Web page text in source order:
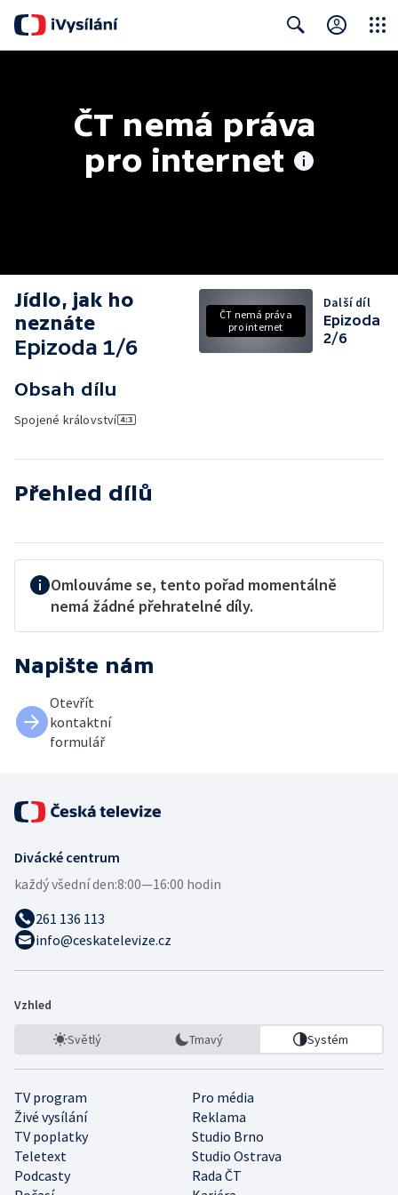
ČT nemá práva
pro internet
Jídlo, jak ho
neznáte
Epizoda 1/6
Obsah dílu
Spojené království
ČT nemá práva
pro internet
Další díl
Epizoda
2/6
Přehled dílů
Omlouváme se, tento pořad momentálně
nemá žádné přehratelné díly.
Napište nám
Otevřít
kontaktní
formulář
Divácké centrum
každý všední den:8:00—16:00 hodin
261 136 113
info@ceskatelevize.cz
Vzhled
Světlý Tmavý Systém
TV program
Pro média
Živé vysílání
Reklama
TV poplatky
Studio Brno
Teletext
Studio Ostrava
Podcasty
Rada ČT